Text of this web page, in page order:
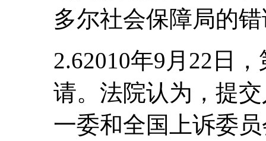
多尔社会保障局的
2.62010年9月22日
请。法院认为，提
一委和全国上诉委